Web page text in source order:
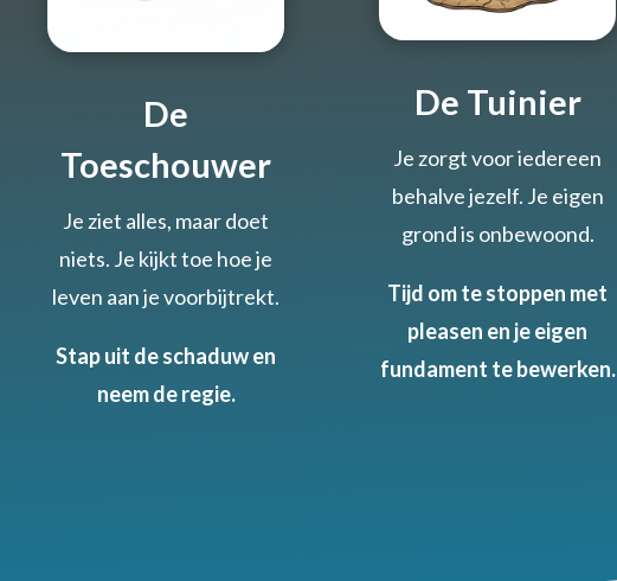
De
Toeschouwer
Je ziet alles, maar doet
niets. Je kijkt toe hoe je
leven aan je voorbijtrekt.
Stap uit de schaduw en
neem de regie.
De Tuinier
Je zorgt voor iedereen
behalve jezelf. Je eigen
grond is onbewoond.
Tijd om te stoppen met
pleasen en je eigen
fundament te bewerken.